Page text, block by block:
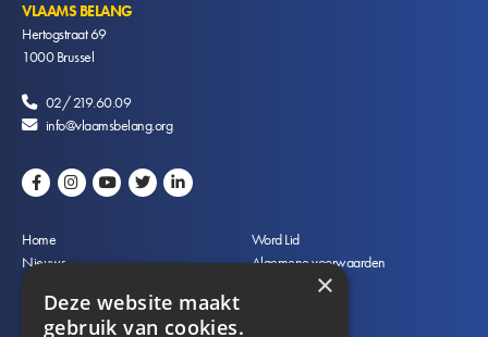
VLAAMS BELANG
Hertogstraat 69
1000 Brussel
02/ 219.60.09
info@vlaamsbelang.org
Voet
Home
Nieuws
Partij
Contact
Word Lid
Algemene voorwaarden
Privacyverklaring
×
Deze website maakt
gebruik van cookies.